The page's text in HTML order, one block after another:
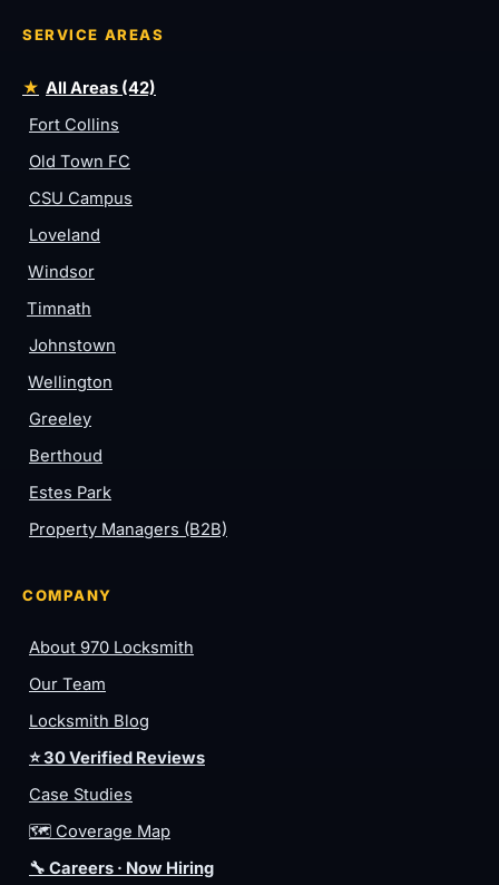
SERVICE AREAS
All Areas (42)
Fort Collins
Old Town FC
CSU Campus
Loveland
Windsor
Timnath
Johnstown
Wellington
Greeley
Berthoud
Estes Park
Property Managers (B2B)
COMPANY
About 970 Locksmith
Our Team
Locksmith Blog
⭐ 30 Verified Reviews
Case Studies
🗺️ Coverage Map
🔧 Careers · Now Hiring